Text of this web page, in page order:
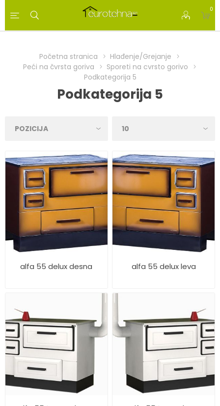
0
Početna stranica
Hlađenje/Grejanje
Peći na čvrsta goriva
Sporeti na cvrsto gorivo
Podkategorija 5
Podkategorija 5
alfa 55 delux desna alfa 55 delux leva